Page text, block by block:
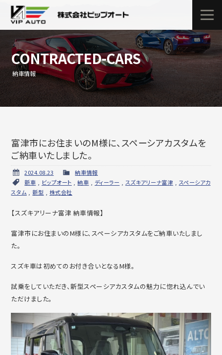
CONTRACTED-CARS
納車情報
富津市にお住まいのM様に、スペーシアカスタムを
ご納車いたしました。
2024.08.23
納車情報
新車
ビップオート ,納車 ディーラー スズキアリーナ富津
スペーシアカ
スタム ,新型 株式会社
【スズキアリーナ富津 納車情報】
富津市にお住まいのM様に、スペーシアカスタムをご納車いたしまし
た。
スズキ車は初めてのお付き合いとなるM様。
試乗をしていただき、新型スペーシアカスタムの魅力に惚れ込んでい
ただけました。